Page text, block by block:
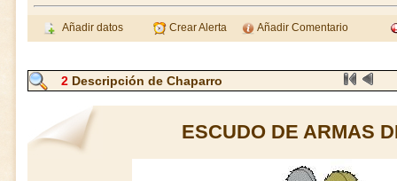
Añadir datos Crear Alerta Añadir Comentario
2 Descripción de Chaparro
ESCUDO DE ARMAS